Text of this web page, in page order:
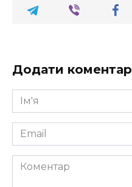
Додати коментар
Ім'я
*
Email
*
Коментар